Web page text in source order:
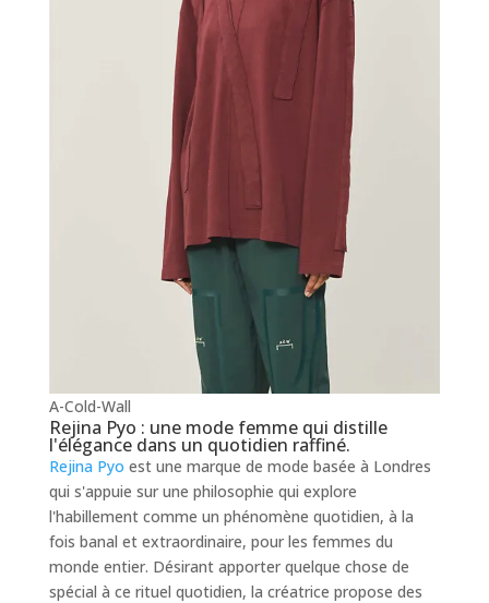
A-Cold-Wall
Rejina Pyo : une mode femme qui distille
l'élégance dans un quotidien raffiné.
Rejina Pyo est une marque de mode basée à Londres
qui s'appuie sur une philosophie qui explore
l'habillement comme un phénomène quotidien, à la
fois banal et extraordinaire, pour les femmes du
monde entier. Désirant apporter quelque chose de
spécial à ce rituel quotidien, la créatrice propose des